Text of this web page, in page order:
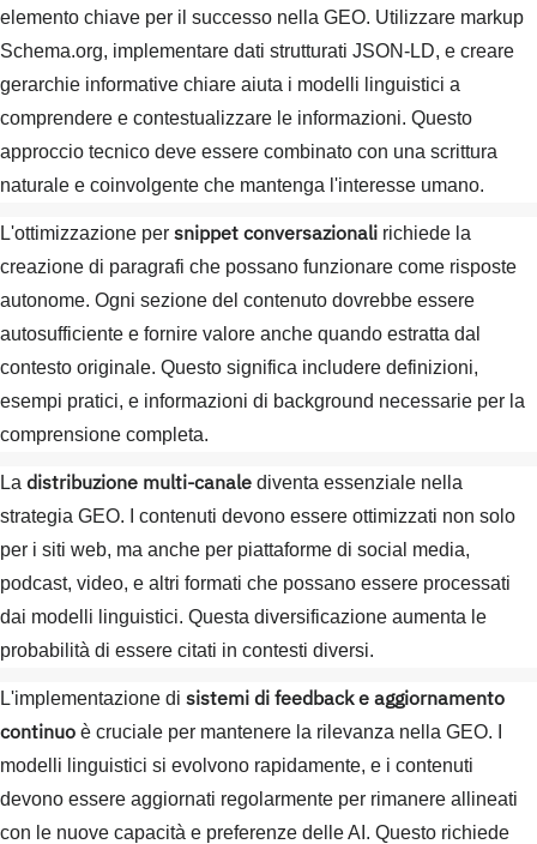
elemento chiave per il successo nella GEO. Utilizzare markup
Schema.org, implementare dati strutturati JSON-LD, e creare
gerarchie informative chiare aiuta i modelli linguistici a
comprendere e contestualizzare le informazioni. Questo
approccio tecnico deve essere combinato con una scrittura
naturale e coinvolgente che mantenga l'interesse umano.
L'ottimizzazione per snippet conversazionali richiede la
creazione di paragrafi che possano funzionare come risposte
autonome. Ogni sezione del contenuto dovrebbe essere
autosufficiente e fornire valore anche quando estratta dal
contesto originale. Questo significa includere definizioni,
esempi pratici, e informazioni di background necessarie per la
comprensione completa.
La distribuzione multi-canale diventa essenziale nella
strategia GEO. I contenuti devono essere ottimizzati non solo
per i siti web, ma anche per piattaforme di social media,
podcast, video, e altri formati che possano essere processati
dai modelli linguistici. Questa diversificazione aumenta le
probabilità di essere citati in contesti diversi.
L'implementazione di sistemi di feedback e aggiornamento
continuo è cruciale per mantenere la rilevanza nella GEO. I
modelli linguistici si evolvono rapidamente, e i contenuti
devono essere aggiornati regolarmente per rimanere allineati
con le nuove capacità e preferenze delle AI. Questo richiede